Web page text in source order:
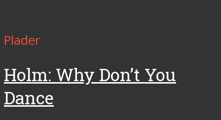
Plader
Holm: Why Don’t You
Dance